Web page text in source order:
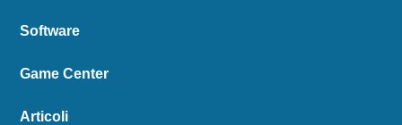
Software
Game Center
Articoli